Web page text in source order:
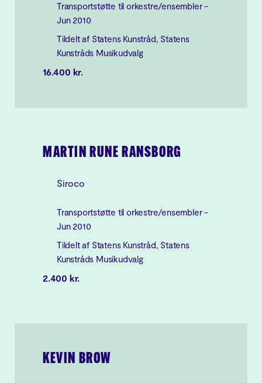
Transportstøtte til orkestre/ensembler -
Jun 2010
Tildelt af Statens Kunstråd, Statens
Kunstråds Musikudvalg
16.400 kr.
MARTIN RUNE RANSBORG
Siroco
Transportstøtte til orkestre/ensembler -
Jun 2010
Tildelt af Statens Kunstråd, Statens
Kunstråds Musikudvalg
2.400 kr.
KEVIN BROW